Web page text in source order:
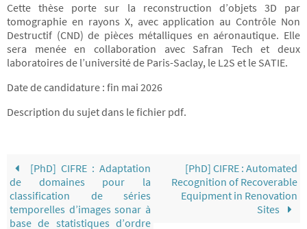
Cette thèse porte sur la reconstruction d’objets 3D par
tomographie en rayons X, avec application au Contrôle Non
Destructif (CND) de pièces métalliques en aéronautique. Elle
sera menée en collaboration avec Safran Tech et deux
laboratoires de l’université de Paris-Saclay, le L2S et le SATIE.
Date de candidature : fin mai 2026
Description du sujet dans le fichier pdf.
[PhD] CIFRE : Adaptation
de domaines pour la
classification de séries
temporelles d’images sonar à
base de statistiques d’ordre
[PhD] CIFRE : Automated
Recognition of Recoverable
Equipment in Renovation
Sites